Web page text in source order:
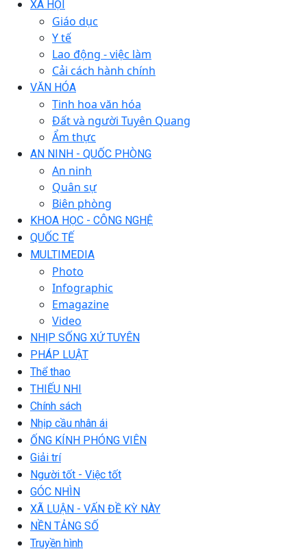
XÃ HỘI
Giáo dục
Y tế
Lao động - việc làm
Cải cách hành chính
VĂN HÓA
Tinh hoa văn hóa
Đất và người Tuyên Quang
Ẩm thực
AN NINH - QUỐC PHÒNG
An ninh
Quân sự
Biên phòng
KHOA HỌC - CÔNG NGHỆ
QUỐC TẾ
MULTIMEDIA
Photo
Infographic
Emagazine
Video
NHỊP SỐNG XỨ TUYÊN
PHÁP LUẬT
Thể thao
THIẾU NHI
Chính sách
Nhịp cầu nhân ái
ỐNG KÍNH PHÓNG VIÊN
Giải trí
Người tốt - Việc tốt
GÓC NHÌN
XÃ LUẬN - VẤN ĐỀ KỲ NÀY
NỀN TẢNG SỐ
Truyền hình